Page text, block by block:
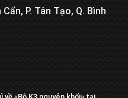
P. Tân Tạo, Q. Bình